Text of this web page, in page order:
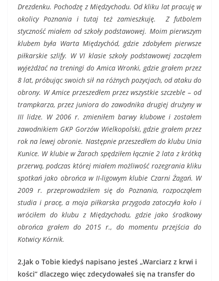
Drezdenku. Pochodzę z Międzychodu. Od kliku lat pracuję w
okolicy Poznania i tutaj też zamieszkuję. Z futbolem
styczność miałem od szkoły podstawowej. Moim pierwszym
klubem była Warta Międzychód, gdzie zdobyłem pierwsze
piłkarskie szlify. W VI klasie szkoły podstawowej zacząłem
wyjeżdżać na treningi do Amica Wronki, gdzie grałem przez
8 lat, próbując swoich sił na różnych pozycjach, od ataku do
obrony. W Amice przeszedłem przez wszystkie szczeble – od
trampkarza, przez juniora do zawodnika drugiej drużyny w
III lidze. W 2006 r. zmieniłem barwy klubowe i zostałem
zawodnikiem GKP Gorzów Wielkopolski, gdzie grałem przez
rok na lewej obronie. Następnie przeszedłem do klubu Unia
Kunice. W klubie w Żarach spędziłem łącznie 2 lata z krótką
przerwą, podczas której miałem możliwość rozegrania kliku
spotkań jako obrońca w II-ligowym klubie Czarni Żagań. W
2009 r. przeprowadziłem się do Poznania, rozpocząłem
studia i pracę, a moja piłkarska przygoda zatoczyła koło i
wróciłem do klubu z Międzychodu, gdzie jako środkowy
obrońca grałem do 2015 r., do momentu przejścia do
Kotwicy Kórnik.
2.Jak o Tobie kiedyś napisano jesteś „Warciarz z krwi i
kości” dlaczego więc zdecydowałeś się na transfer do